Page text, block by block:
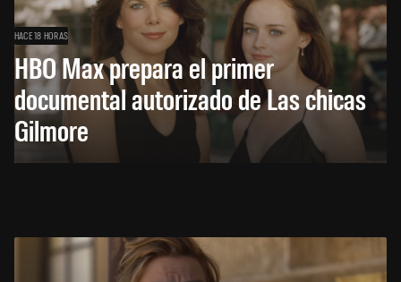
HACE 18 HORAS
HBO Max prepara el primer
documental autorizado de Las chicas
Gilmore